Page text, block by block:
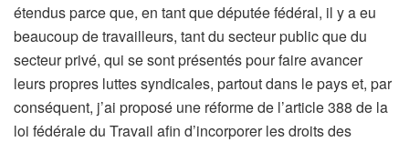
étendus parce que, en tant que députée fédéral, il y a eu
beaucoup de travailleurs, tant du secteur public que du
secteur privé, qui se sont présentés pour faire avancer
leurs propres luttes syndicales, partout dans le pays et, par
conséquent, j’ai proposé une réforme de l’article 388 de la
loi fédérale du Travail afin d’incorporer les droits des